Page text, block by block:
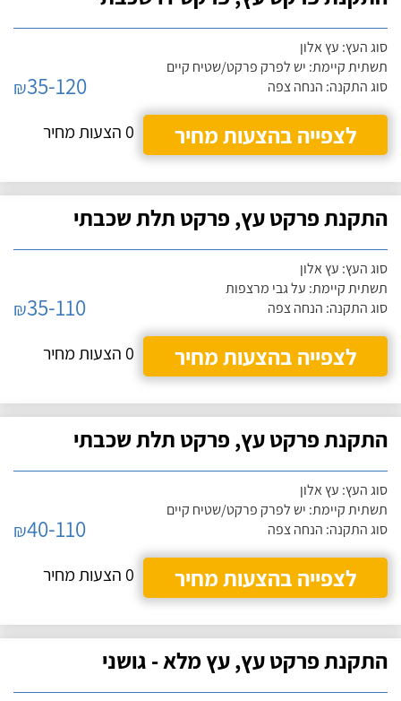
סוג העץ: עץ אלון
תשתית קיימת: יש לפרק פרקט/שטיח קיים
סוג התקנה: הנחה צפה
₪35-120
לצפייה בהצעות מחיר
0 הצעות מחיר
התקנת פרקט עץ, פרקט תלת שכבתי
סוג העץ: עץ אלון
תשתית קיימת: על גבי מרצפות
סוג התקנה: הנחה צפה
₪35-110
לצפייה בהצעות מחיר
0 הצעות מחיר
התקנת פרקט עץ, פרקט תלת שכבתי
סוג העץ: עץ אלון
תשתית קיימת: יש לפרק פרקט/שטיח קיים
סוג התקנה: הנחה צפה
₪40-110
לצפייה בהצעות מחיר
0 הצעות מחיר
התקנת פרקט עץ, עץ מלא - גושני